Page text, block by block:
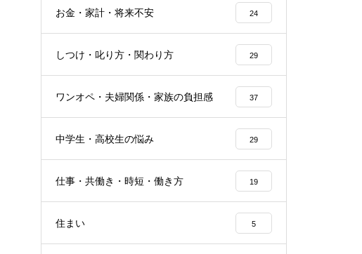
お金・家計・将来不安 24
しつけ・叱り方・関わり方 29
ワンオペ・夫婦関係・家族の負担感 37
中学生・高校生の悩み 29
仕事・共働き・時短・働き方 19
住まい 5